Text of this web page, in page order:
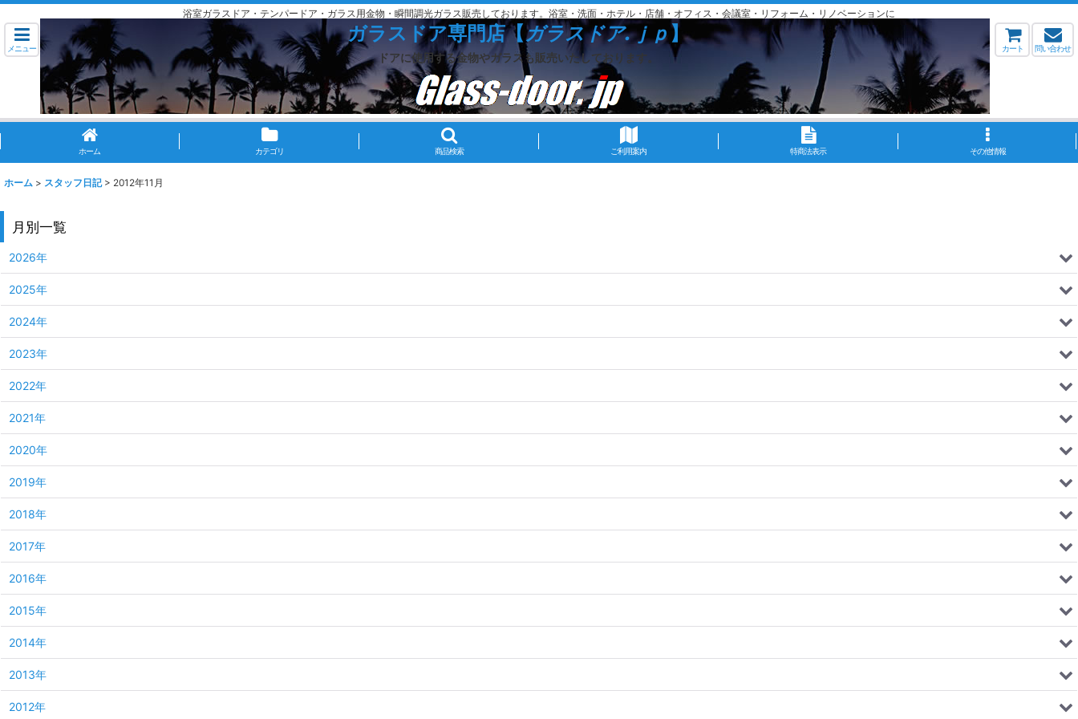
浴室ガラスドア・テンパードア・ガラス用金物・瞬間調光ガラス販売しております。浴室・洗面・ホテル・店舗・オフィス・会議室・リフォーム・リノベーションに
メニュー
ガラスドア専門店【ガラスドア.ｊｐ】
ドアに使用する金物やガラスも販売いたしております。
カート 問い合わせ
ホーム カテゴリ 商品検索 ご利用案内 特商法表示 その他情報
ホーム > スタッフ日記 > 2012年11月
月別一覧
2026年
2025年
2024年
2023年
2022年
2021年
2020年
2019年
2018年
2017年
2016年
2015年
2014年
2013年
2012年